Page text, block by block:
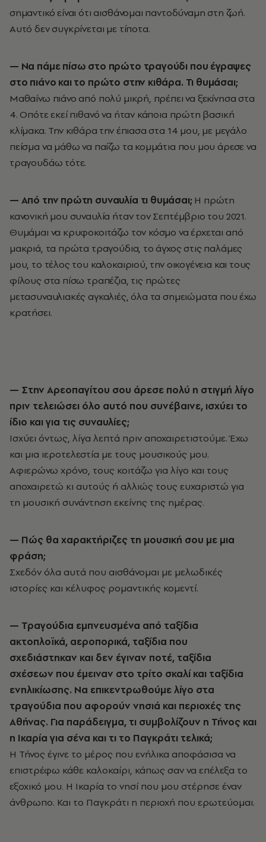
σημαντικό είναι ότι αισθάνομαι παντοδύναμη στη ζωή.
Αυτό δεν συγκρίνεται με τίποτα.
— Nα πάμε πίσω στο πρώτο τραγούδι που έγραψες
στο πιάνο και το πρώτο στην κιθάρα. Τι θυμάσαι;
Μαθαίνω πιάνο από πολύ μικρή, πρέπει να ξεκίνησα στα
4. Οπότε εκεί πιθανό να ήταν κάποια πρώτη βασική
κλίμακα. Την κιθάρα την έπιασα στα 14 μου, με μεγάλο
πείσμα να μάθω να παίζω τα κομμάτια που μου άρεσε να
τραγουδάω τότε.
— Από την πρώτη συναυλία τι θυμάσαι; Η πρώτη
κανονική μου συναυλία ήταν τον Σεπτέμβριο του 2021.
Θυμάμαι να κρυφοκοιτάζω τον κόσμο να έρχεται από
μακριά, τα πρώτα τραγούδια, το άγχος στις παλάμες
μου, το τέλος του καλοκαιριού, την οικογένεια και τους
φίλους στα πίσω τραπέζια, τις πρώτες
μετασυναυλιακές αγκαλιές, όλα τα σημειώματα που έχω
κρατήσει.
— Στην Aρεοπαγίτου σου άρεσε πολύ η στιγμή λίγο
πριν τελειώσει όλο αυτό που συνέβαινε, ισχύει το
ίδιο και για τις συναυλίες;
Ισχύει όντως, λίγα λεπτά πριν αποχαιρετιστούμε. Έχω
και μια ιεροτελεστία με τους μουσικούς μου.
Αφιερώνω χρόνο, τους κοιτάζω για λίγο και τους
αποχαιρετώ κι αυτούς ή αλλιώς τους ευχαριστώ για
τη μουσική συνάντηση εκείνης της ημέρας.
— Πώς θα χαρακτήριζες τη μουσική σου με μια
φράση;
Σχεδόν όλα αυτά που αισθάνομαι με μελωδικές
ιστορίες και κέλυφος ρομαντικής κομεντί.
— Τραγούδια εμπνευσμένα από ταξίδια
ακτοπλοϊκά, αεροπορικά, ταξίδια που
σχεδιάστηκαν και δεν έγιναν ποτέ, ταξίδια
σχέσεων που έμειναν στο τρίτο σκαλί και ταξίδια
ενηλικίωσης. Να επικεντρωθούμε λίγο στα
τραγούδια που αφορούν νησιά και περιοχές της
Αθήνας. Για παράδειγμα, τι συμβολίζουν η Τήνος και
η Ικαρία για σένα και τι το Παγκράτι τελικά;
Η Τήνος έγινε το μέρος που ενήλικα αποφάσισα να
επιστρέφω κάθε καλοκαίρι, κάπως σαν να επέλεξα το
εξοχικό μου. Η Ικαρία το νησί που μου στέρησε έναν
άνθρωπο. Και το Παγκράτι η περιοχή που ερωτεύομαι.